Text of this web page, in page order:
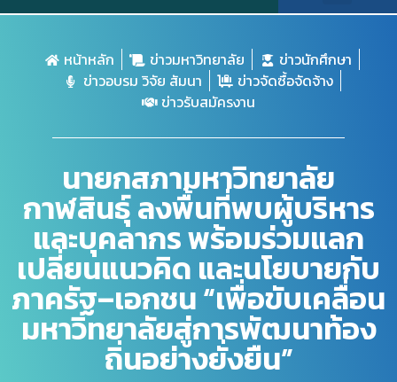
หน้าหลัก ข่าวมหาวิทยาลัย
ข่าวนักศึกษา
ข่าวอบรม วิจัย สัมนา
ข่าวจัดซื้อจัดจ้าง
ข่าวรับสมัครงาน
นายกสภามหาวิทยาลัย
กาฬสินธุ์ ลงพื้นที่พบผู้บริหาร
และบุคลากร พร้อมร่วมแลก
เปลี่ยนแนวคิด และนโยบายกับ
ภาครัฐ–เอกชน “เพื่อขับเคลื่อน
มหาวิทยาลัยสู่การพัฒนาท้อง
ถิ่นอย่างยั่งยืน”